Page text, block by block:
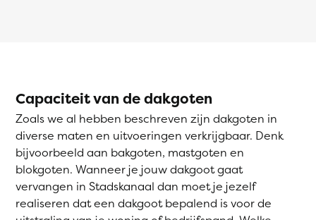
Capaciteit van de dakgoten
Zoals we al hebben beschreven zijn dakgoten in
diverse maten en uitvoeringen verkrijgbaar. Denk
bijvoorbeeld aan bakgoten, mastgoten en
blokgoten. Wanneer je jouw dakgoot gaat
vervangen in Stadskanaal dan moet je jezelf
realiseren dat een dakgoot bepalend is voor de